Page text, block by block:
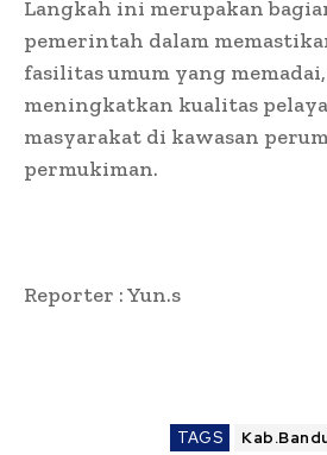
Langkah ini merupakan
pemerintah dalam
fasilitas umum yang
meningkatkan kualitas
masyarakat di kawasan
permukiman.
Reporter : Yun.s
TAGS